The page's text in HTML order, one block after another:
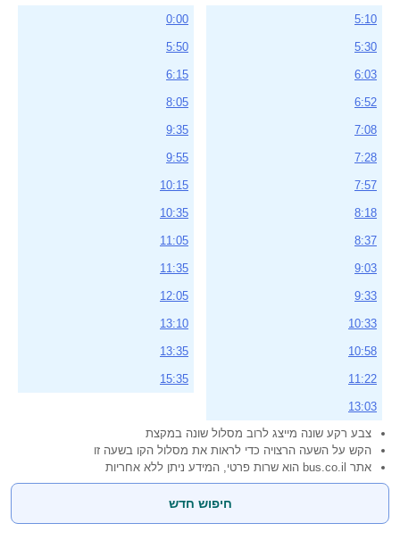
5:10
5:30
6:03
6:52
7:08
7:28
7:57
8:18
8:37
9:03
9:33
10:33
10:58
11:22
13:03
0:00
5:50
6:15
8:05
9:35
9:55
10:15
10:35
11:05
11:35
12:05
13:10
13:35
15:35
צבע רקע שונה מייצג לרוב מסלול שונה במקצת
הקש על השעה הרצויה כדי לראות את מסלול הקו בשעה זו
אתר bus.co.il הוא שרות פרטי, המידע ניתן ללא אחריות
חיפוש חדש